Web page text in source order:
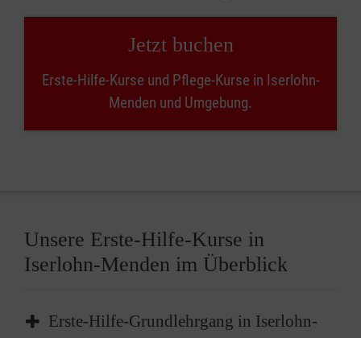
Jetzt buchen
Erste-Hilfe-Kurse und Pflege-Kurse in Iserlohn-
Menden und Umgebung.
Unsere Erste-Hilfe-Kurse in
Iserlohn-Menden im Überblick
Erste-Hilfe-Grundlehrgang in Iserlohn-